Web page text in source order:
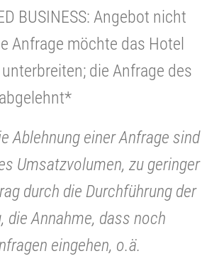
BUSINESS: Angebot nicht
Anfrage möchte das Hotel
die Anfrage des
Ablehnung einer Anfrage sind
Umsatzvolumen, zu geringer
durch die Durchführung der
die Annahme, dass noch
eingehen, o.ä.